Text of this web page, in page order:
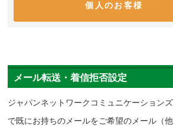
個人のお客様
メール転送・着信拒否設定
ジャパンネットワークコミュニケーション
で既にお持ちのメールをご希望のメール（